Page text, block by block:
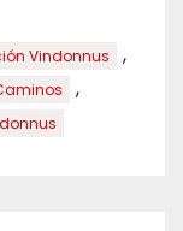
Vindonnus ,
,